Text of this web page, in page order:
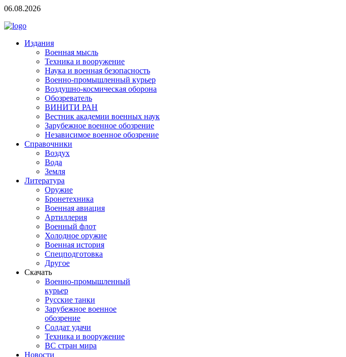
06.08.2026
Издания
Военная мысль
Техника и вооружение
Наука и военная безопасность
Военно-промышленный курьер
Воздушно-космическая оборона
Обозреватель
ВИНИТИ РАН
Вестник академии военных наук
Зарубежное военное обозрение
Независимое военное обозрение
Справочники
Воздух
Вода
Земля
Литература
Оружие
Бронетехника
Военная авиация
Артиллерия
Военный флот
Холодное оружие
Военная история
Спецподготовка
Другое
Скачать
Военно-промышленный
курьер
Русские танки
Зарубежное военное
обозрение
Солдат удачи
Техника и вооружение
ВС стран мира
Новости